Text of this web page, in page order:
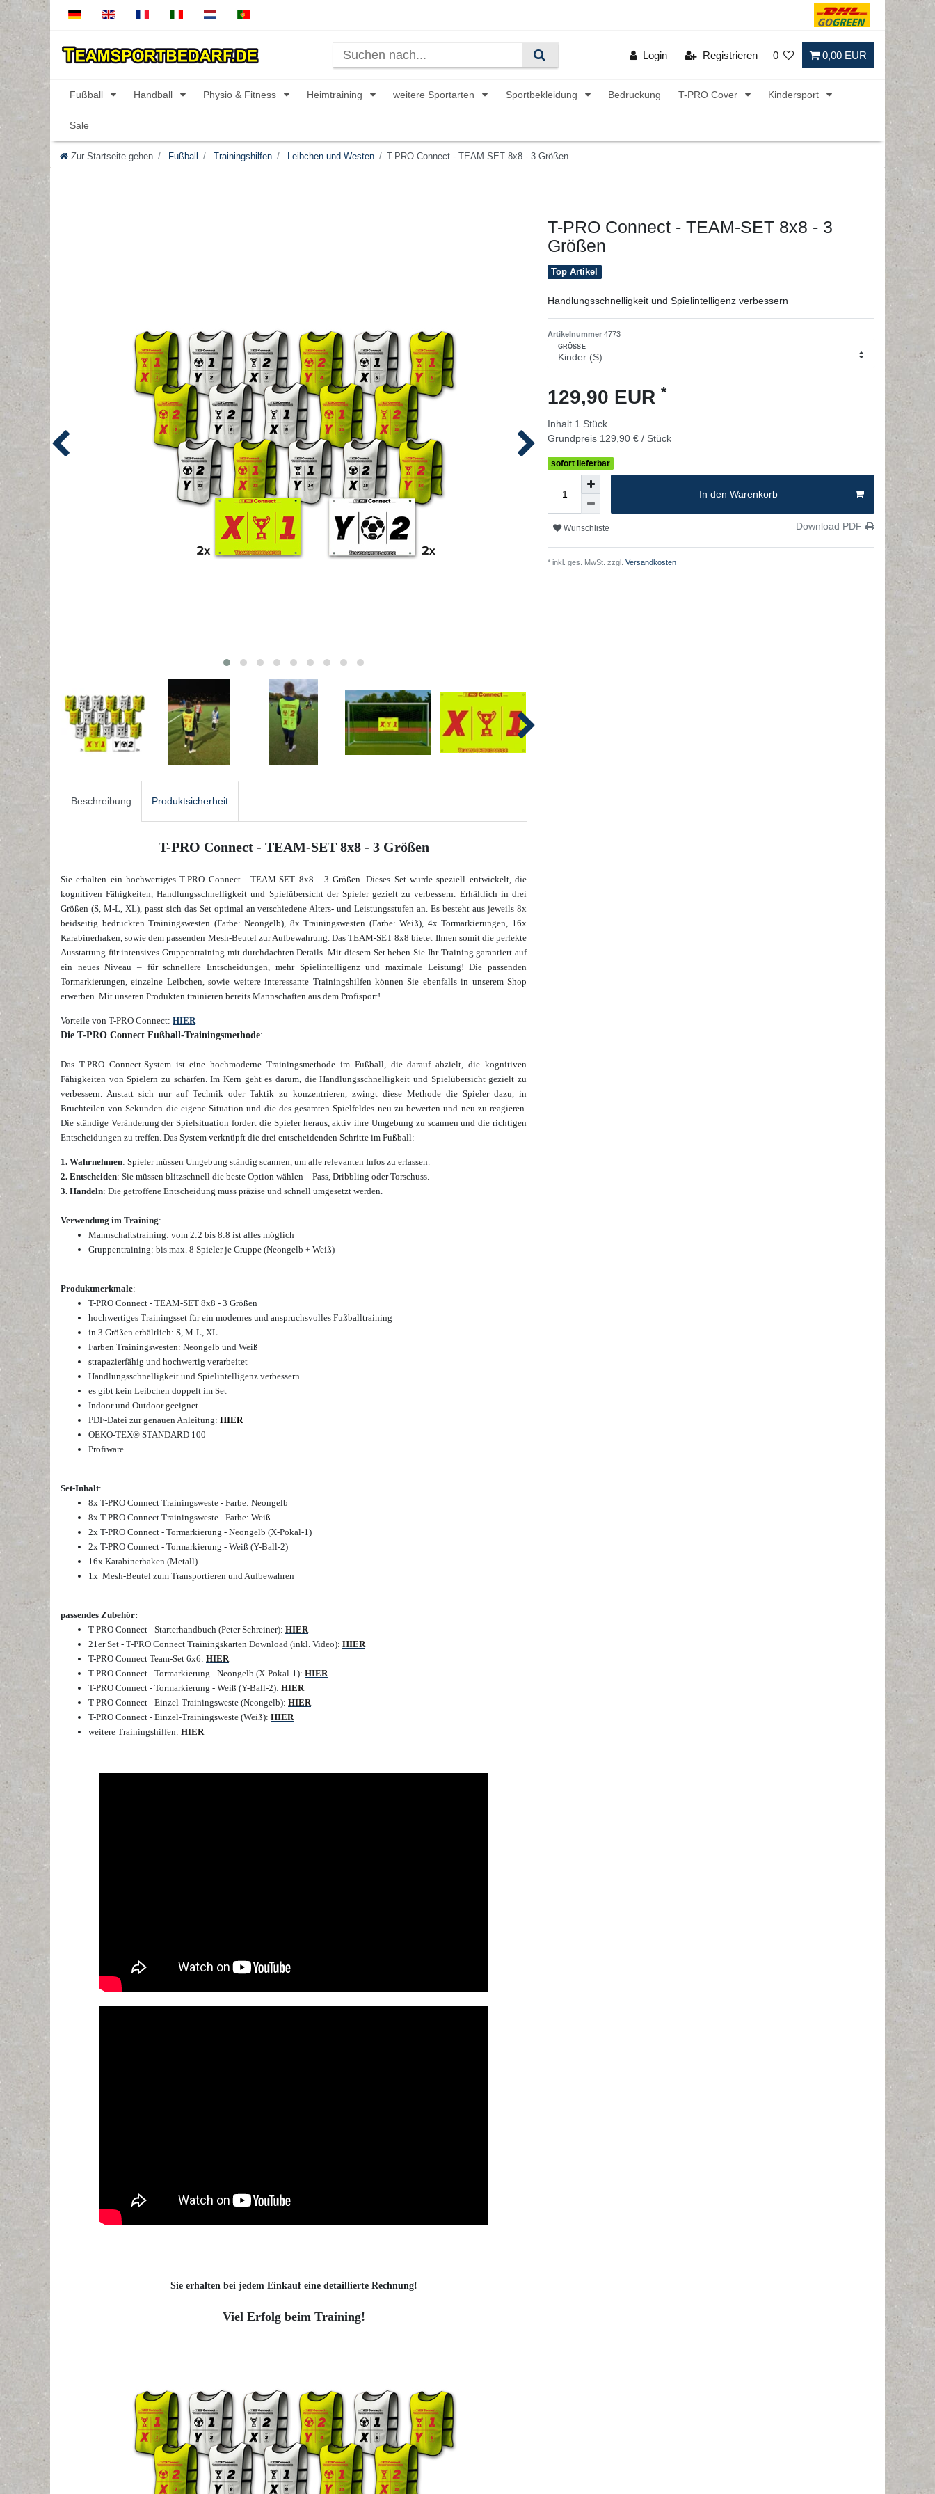
Login Registrieren 0 0,00 EUR
Fußball Handball Physio & Fitness Heimtraining weitere Sportarten Sportbekleidung Bedruckung T-PRO Cover Kindersport
Sale
Zur Startseite gehen Fußball Trainingshilfen Leibchen und Westen T-PRO Connect - TEAM-SET 8x8 - 3 Größen
Beschreibung Produktsicherheit
T-PRO Connect - TEAM-SET 8x8 - 3 Größen
Sie erhalten ein hochwertiges T-PRO Connect - TEAM-SET 8x8 - 3 Größen. Dieses Set wurde speziell entwickelt, die
kognitiven Fähigkeiten, Handlungsschnelligkeit und Spielübersicht der Spieler gezielt zu verbessern. Erhältlich in drei
Größen (S, M-L, XL), passt sich das Set optimal an verschiedene Alters- und Leistungsstufen an. Es besteht aus jeweils 8x
beidseitig bedruckten Trainingswesten (Farbe: Neongelb), 8x Trainingswesten (Farbe: Weiß), 4x Tormarkierungen, 16x
Karabinerhaken, sowie dem passenden Mesh-Beutel zur Aufbewahrung. Das TEAM-SET 8x8 bietet Ihnen somit die perfekte
Ausstattung für intensives Gruppentraining mit durchdachten Details. Mit diesem Set heben Sie Ihr Training garantiert auf
ein neues Niveau – für schnellere Entscheidungen, mehr Spielintelligenz und maximale Leistung!Die passenden
Tormarkierungen, einzelne Leibchen, sowie weitere interessante Trainingshilfen können Sie ebenfalls in unserem Shop
erwerben. Mit unseren Produkten trainieren bereits Mannschaften aus dem Profisport!
Vorteile von T-PRO Connect: HIER
Die T-PRO Connect Fußball-Trainingsmethode:
Das T-PRO Connect-System ist eine hochmoderne Trainingsmethode im Fußball, die darauf abzielt, die kognitiven
Fähigkeiten von Spielern zu schärfen. Im Kern geht es darum, die Handlungsschnelligkeit und Spielübersicht gezielt zu
verbessern. Anstatt sich nur auf Technik oder Taktik zu konzentrieren, zwingt diese Methode die Spieler dazu, in
Bruchteilen von Sekunden die eigene Situation und die des gesamten Spielfeldes neu zu bewerten und neu zu reagieren.
Die ständige Veränderung der Spielsituation fordert die Spieler heraus, aktiv ihre Umgebung zu scannen und die richtigen
Entscheidungen zu treffen. Das System verknüpft die drei entscheidenden Schritte im Fußball:
1. Wahrnehmen: Spieler müssen Umgebung ständig scannen, um alle relevanten Infos zu erfassen.
2. Entscheiden: Sie müssen blitzschnell die beste Option wählen – Pass, Dribbling oder Torschuss.
3. Handeln: Die getroffene Entscheidung muss präzise und schnell umgesetzt werden.
Verwendung im Training:
Mannschaftstraining: vom 2:2 bis 8:8 ist alles möglich
Gruppentraining: bis max. 8 Spieler je Gruppe (Neongelb + Weiß)
Produktmerkmale:
T-PRO Connect - TEAM-SET 8x8 - 3 Größen
hochwertiges Trainingsset für ein modernes und anspruchsvolles Fußballtraining
in 3 Größen erhältlich: S, M-L, XL
Farben Trainingswesten: Neongelb und Weiß
strapazierfähig und hochwertig verarbeitet
Handlungsschnelligkeit und Spielintelligenz verbessern
es gibt kein Leibchen doppelt im Set
Indoor und Outdoor geeignet
PDF-Datei zur genauen Anleitung: HIER
OEKO-TEX® STANDARD 100
Profiware
Set-Inhalt:
8x T-PRO Connect Trainingsweste - Farbe: Neongelb
8x T-PRO Connect Trainingsweste - Farbe: Weiß
2x T-PRO Connect - Tormarkierung - Neongelb (X-Pokal-1)
2x T-PRO Connect - Tormarkierung - Weiß (Y-Ball-2)
16x Karabinerhaken (Metall)
1x Mesh-Beutel zum Transportieren und Aufbewahren
passendes Zubehör:
T-PRO Connect - Starterhandbuch (Peter Schreiner): HIER
21er Set - T-PRO Connect Trainingskarten Download (inkl. Video): HIER
T-PRO Connect Team-Set 6x6: HIER
T-PRO Connect - Tormarkierung - Neongelb (X-Pokal-1): HIER
T-PRO Connect - Tormarkierung - Weiß (Y-Ball-2): HIER
T-PRO Connect - Einzel-Trainingsweste (Neongelb): HIER
T-PRO Connect - Einzel-Trainingsweste (Weiß): HIER
weitere Trainingshilfen: HIER
Sie erhalten bei jedem Einkauf eine detaillierte Rechnung!
Viel Erfolg beim Training!
T-PRO Connect - TEAM-SET 8x8 - 3
Größen
Top Artikel
Handlungsschnelligkeit und Spielintelligenz verbessern
Artikelnummer 4773
GRÖSSE
129,90 EUR *
Inhalt 1 Stück
Grundpreis 129,90 € / Stück
sofort lieferbar
In den Warenkorb
Wunschliste Download PDF
* inkl. ges. MwSt. zzgl. Versandkosten